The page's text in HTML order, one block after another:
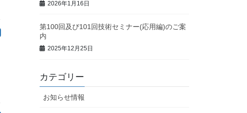
2026年1月16日
第100回及び101回技術セミナー(応用編)のご案
内
2025年12月25日
カテゴリー
お知らせ情報